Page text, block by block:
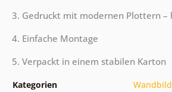
3. Gedruckt mit modernen Plottern –
4. Einfache Montage
5. Verpackt in einem stabilen Karton
Kategorien